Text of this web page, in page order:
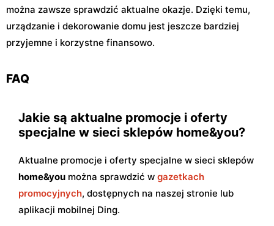
można zawsze sprawdzić aktualne okazje. Dzięki temu,
urządzanie i dekorowanie domu jest jeszcze bardziej
przyjemne i korzystne finansowo.
FAQ
Jakie są aktualne promocje i oferty
specjalne w sieci sklepów home&you?
Aktualne promocje i oferty specjalne w sieci sklepów
home&you można sprawdzić w gazetkach
promocyjnych, dostępnych na naszej stronie lub
aplikacji mobilnej Ding.